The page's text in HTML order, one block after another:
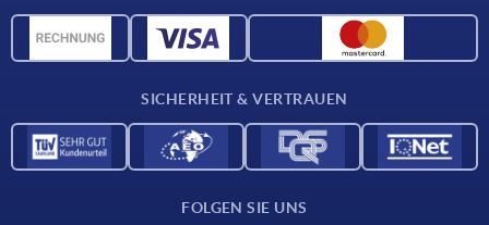
CAD-Daten
SICHERHEIT & VERTRAUEN
FOLGEN SIE UNS